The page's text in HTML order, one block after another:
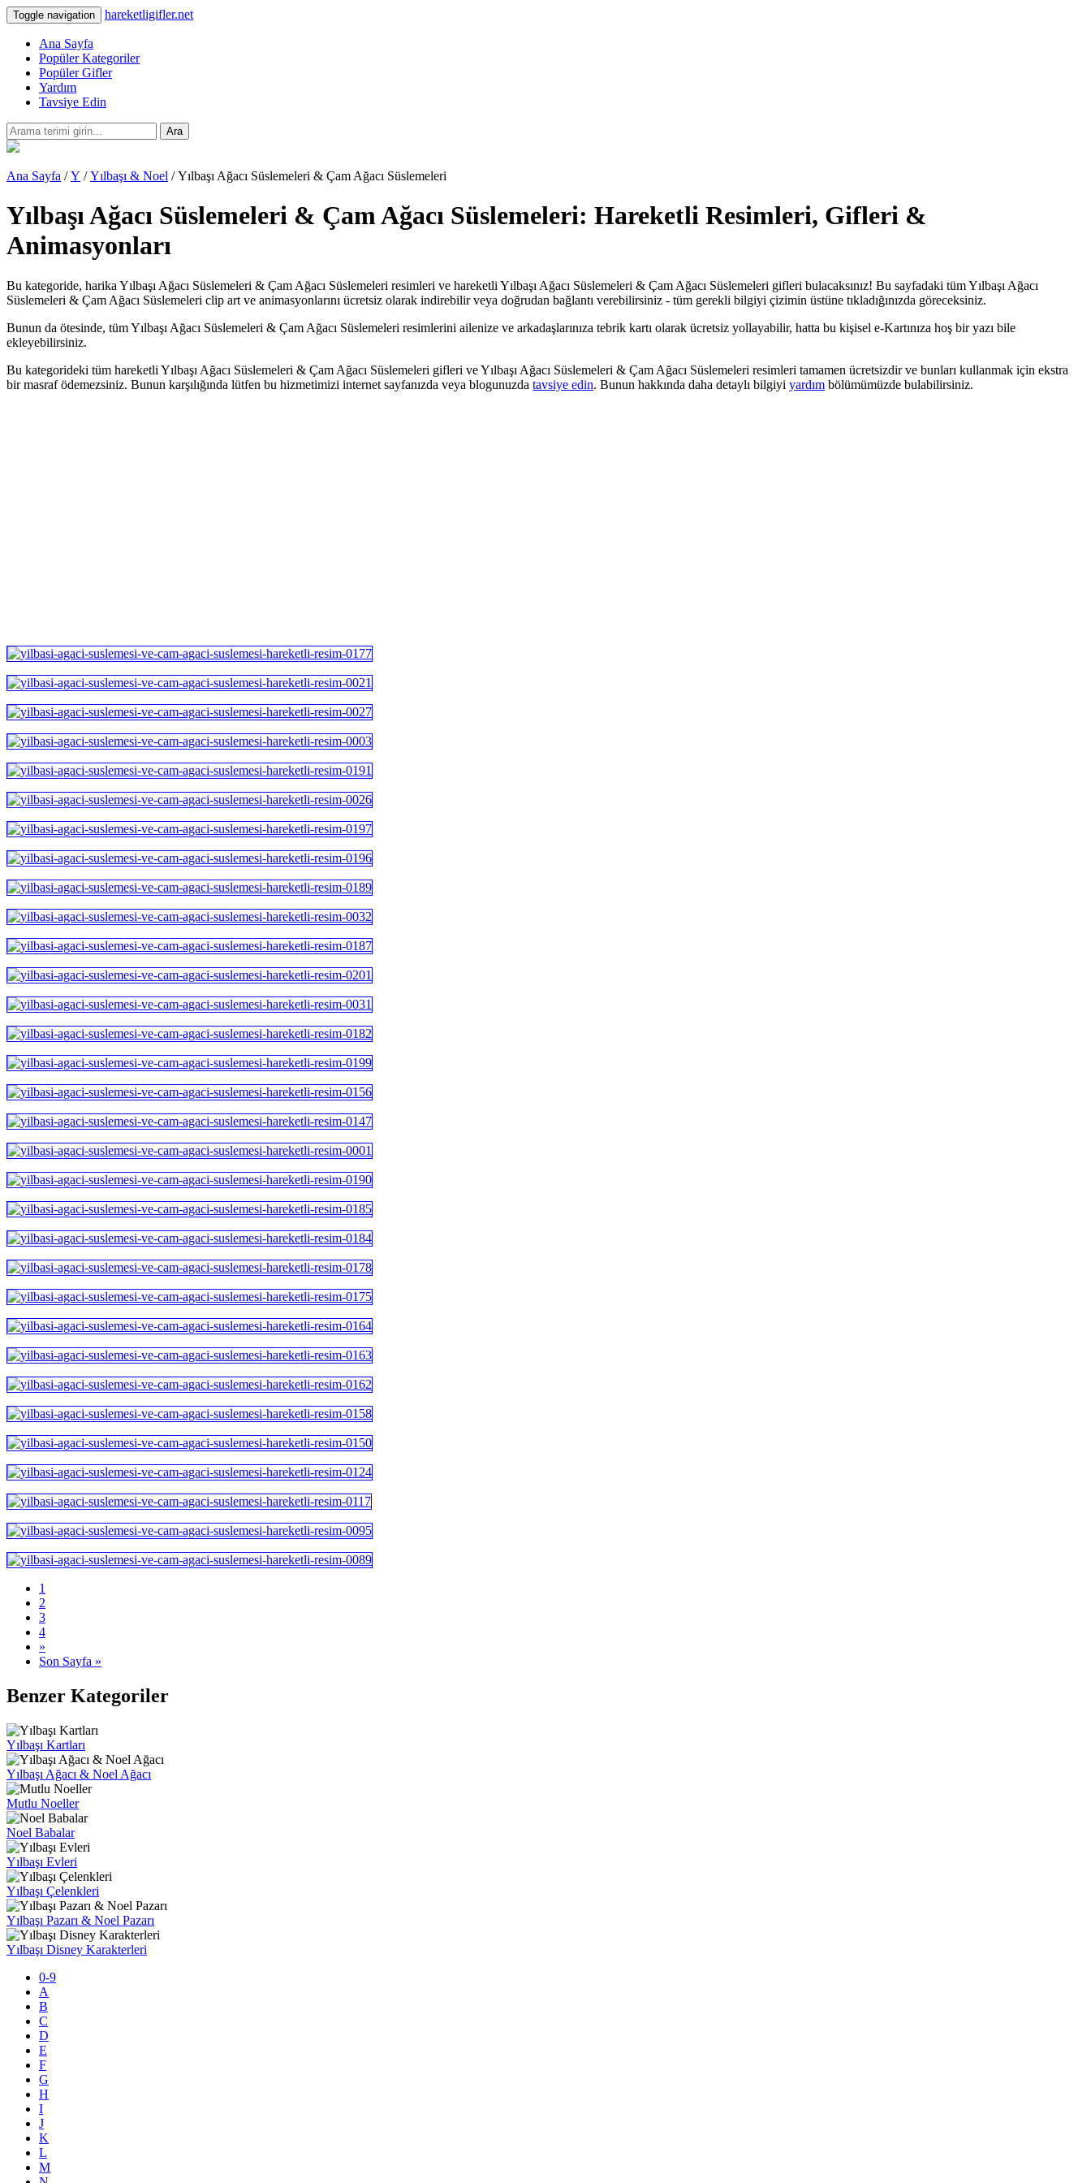
Toggle navigation hareketligifler.net
Ana Sayfa
Popüler Kategoriler
Popüler Gifler
Yardım
Tavsiye Edin
Ara
Ana Sayfa /Y /Yılbaşı & Noel / Yılbaşı Ağacı Süslemeleri & Çam Ağacı Süslemeleri
Yılbaşı Ağacı Süslemeleri & Çam Ağacı Süslemeleri: Hareketli Resimleri, Gifleri &
Animasyonları
Bu kategoride, harika Yılbaşı Ağacı Süslemeleri & Çam Ağacı Süslemeleri resimleri ve hareketli Yılbaşı Ağacı Süslemeleri & Çam Ağacı Süslemeleri gifleri bulacaksınız! Bu sayfadaki tüm Yılbaşı Ağacı
Süslemeleri & Çam Ağacı Süslemeleri clip art ve animasyonlarını ücretsiz olarak indirebilir veya doğrudan bağlantı verebilirsiniz - tüm gerekli bilgiyi çizimin üstüne tıkladığınızda göreceksiniz.
Bunun da ötesinde, tüm Yılbaşı Ağacı Süslemeleri & Çam Ağacı Süslemeleri resimlerini ailenize ve arkadaşlarınıza tebrik kartı olarak ücretsiz yollayabilir, hatta bu kişisel e-Kartınıza hoş bir yazı bile
ekleyebilirsiniz.
Bu kategorideki tüm hareketli Yılbaşı Ağacı Süslemeleri & Çam Ağacı Süslemeleri gifleri ve Yılbaşı Ağacı Süslemeleri & Çam Ağacı Süslemeleri resimleri tamamen ücretsizdir ve bunları kullanmak için ekstra
bir masraf ödemezsiniz. Bunun karşılığında lütfen bu hizmetimizi internet sayfanızda veya blogunuzda tavsiye edin. Bunun hakkında daha detaylı bilgiyi yardım bölümümüzde bulabilirsiniz.
1
2
3
4
»
Son Sayfa »
Benzer Kategoriler
Yılbaşı Kartları
Yılbaşı Ağacı & Noel Ağacı
Mutlu Noeller
Noel Babalar
Yılbaşı Evleri
Yılbaşı Çelenkleri
Yılbaşı Pazarı & Noel Pazarı
Yılbaşı Disney Karakterleri
0-9
A
B
C
D
E
F
G
H
I
J
K
L
M